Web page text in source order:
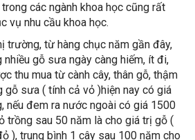
các ngành khoa học cũng rất
vụ nhu cầu khoa học.
trường, từ hàng chục năm gần đây,
gỗ sưa ngày càng hiếm, ít đi,
thu mua từ cành cây, thân gỗ, thậm
gỗ sưa ( tính cả vỏ )hiện nay có giá
nếu đem ra nước ngoài có giá 1500
trồng sau 50 năm là cho giá trị gỗ (
), trung bình 1 cây sau 100 năm cho